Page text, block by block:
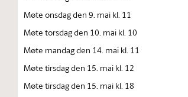
Møte onsdag den 9. mai kl. 11
Møte torsdag den 10. mai kl. 10
Møte mandag den 14. mai kl. 11
Møte tirsdag den 15. mai kl. 12
Møte tirsdag den 15. mai kl. 18